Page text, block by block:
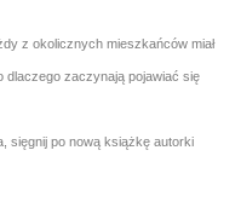
z okolicznych mieszkańców miał
dlaczego zaczynają pojawiać się
sięgnij po nową książkę autorki